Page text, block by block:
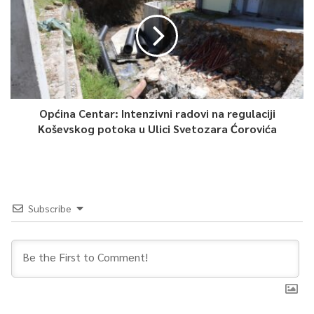
promocije. Ovim potezima, kako navode, on je praktično samo
nastavio praksu iz perioda kada je djelovao unutar SNSD-a,
koristeći nedorečenosti izbornog zakona kako bi nesmetano
vodio promociju.
– Paralelno s tim, bilježe se klasični primjeri zloupotrebe javnih
događaja i institucija u svrhe lične promocije funkcionera u
periodu kad to nije dozvoljeno. Tako je opštinski odbor SNSD-a
Skupštine Nikola Vasiljević, obojica iz te stranke, dočekuju
maturante, prisvajajući javni događaj za vlastitu promociju –
navodi TI BiH.
Slična praksa, kažu, nesmetano se odvija i u online prostoru,
Općina Centar: Intenzivni radovi na regulaciji
Koševskog potoka u Ulici Svetozara Ćorovića
Subscribe